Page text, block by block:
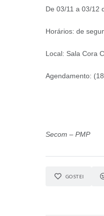
De 03/11 a 03/12
Horários: de
Local: Sala Cora
Agendamento:
Secom – PMP
GOSTEI